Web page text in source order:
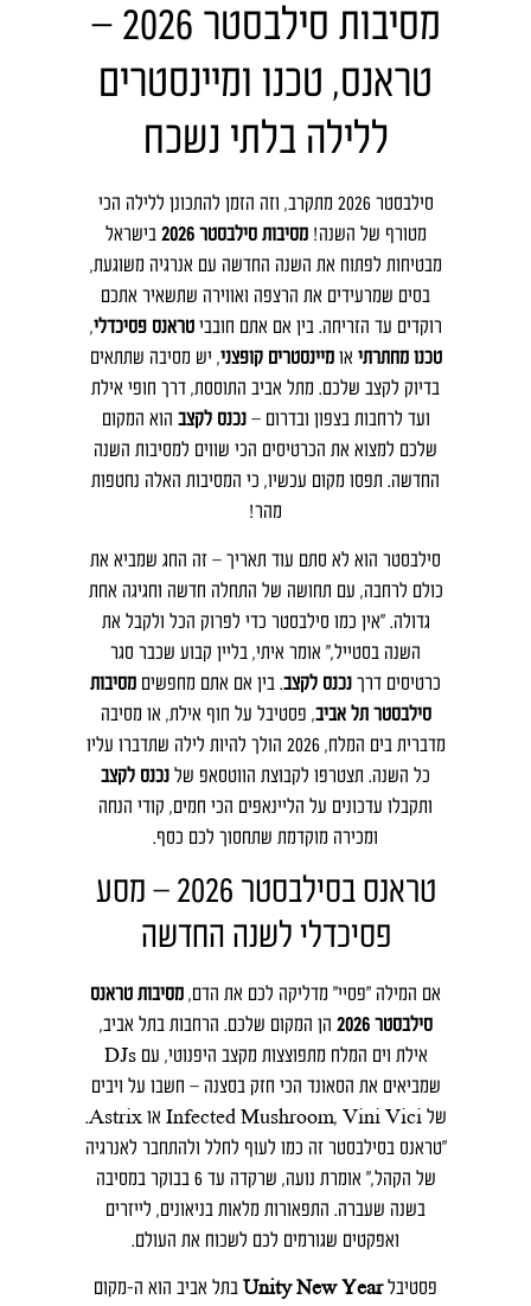
מסיבות סילבסטר 2026 –
טראנס, טכנו ומיינסטרים
ללילה בלתי נשכח
סילבסטר 2026 מתקרב, וזה הזמן להתכונן ללילה הכי
מטורף של השנה!מסיבות סילבסטר 2026
בישראל
מבטיחות לפתוח את השנה החדשה עם אנרגיה משוגעת,
בסים שמרעידים את הרצפה ואווירה שתשאיר אתכם
רוקדים עד הזריחה. בין אם אתם חובביטראנס פסיכדלי,
טכנו מחתרתי אומיינסטרים קופצני, יש מסיבה שתתאים
בדיוק לקצב שלכם. מתל אביב התוססת, דרך חופי אילת
ועד לרחבות בצפון ובדרום –נכנס לקצב הוא המקום
שלכם למצוא את הכרטיסים הכי שווים למסיבות השנה
החדשה. תפסו מקום עכשיו, כי המסיבות האלה נחטפות
מהר!
סילבסטר הוא לא סתם עוד תאריך – זה החג שמביא את
כולם לרחבה, עם תחושה של התחלה חדשה וחגיגה אחת
גדולה. "אין כמו סילבסטר כדי לפרוק הכל ולקבל את
השנה בסטייל," אומר איתי, בליין קבוע שכבר סגר
כרטיסים דרך נכנס לקצב. בין אם אתם מחפשים מסיבות
סילבסטר תל אביב, פסטיבל על חוף אילת, או מסיבה
מדברית בים המלח, 2026 הולך להיות לילה שתדברו עליו
כל השנה. תצטרפו לקבוצת הווטסאפ של נכנס לקצב
ותקבלו עדכונים על הליינאפים הכי חמים, קודי הנחה
ומכירה מוקדמת שתחסוך לכם כסף.
טראנס בסילבסטר 2026 – מסע
פסיכדלי לשנה החדשה
אם המילה "פסיי" מדליקה לכם את הדם, מסיבות טראנס
סילבסטר 2026
הן המקום שלכם. הרחבות בתל אביב,
אילת וים המלח מתפוצצות מקצב היפנוטי, עם DJs
שמביאים את הסאונד הכי חזק בסצנה – חשבו על ויבים
של Infected Mushroom, Vini Vici או Astrix.
"טראנס בסילבסטר זה כמו לעוף לחלל ולהתחבר לאנרגיה
של הקהל," אומרת נועה, שרקדה עד 6 בבוקר במסיבה
בשנה שעברה. התפאורות מלאות בניאונים, לייזרים
ואפקטים שגורמים לכם לשכוח את העולם.
פסטיבלUnity New Year בתל אביב הוא ה-מקום